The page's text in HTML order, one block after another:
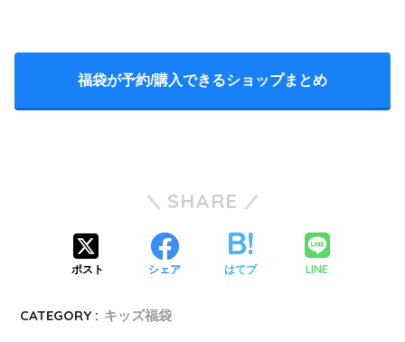
福袋が予約/購入できるショップまとめ
SHARE
ポスト シェア はてブ LINE
CATEGORY : キッズ福袋